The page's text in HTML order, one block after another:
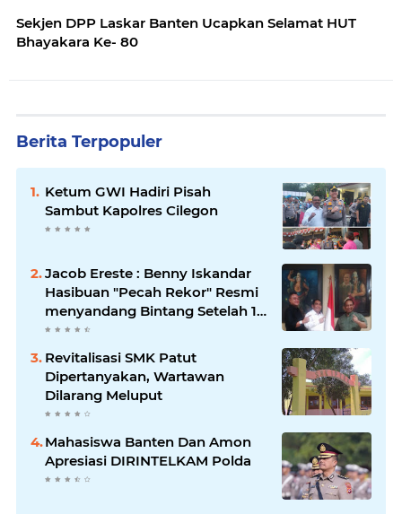
Sekjen DPP Laskar Banten Ucapkan Selamat HUT
Bhayakara Ke- 80
Berita Terpopuler
Ketum GWI Hadiri Pisah
Sambut Kapolres Cilegon
Jacob Ereste : Benny Iskandar
Hasibuan "Pecah Rekor" Resmi
menyandang Bintang Setelah 14
Tahun Ngejokrok Berpangjat
Kombes
Revitalisasi SMK Patut
Dipertanyakan, Wartawan
Dilarang Meluput
Mahasiswa Banten Dan Amon
Apresiasi DIRINTELKAM Polda